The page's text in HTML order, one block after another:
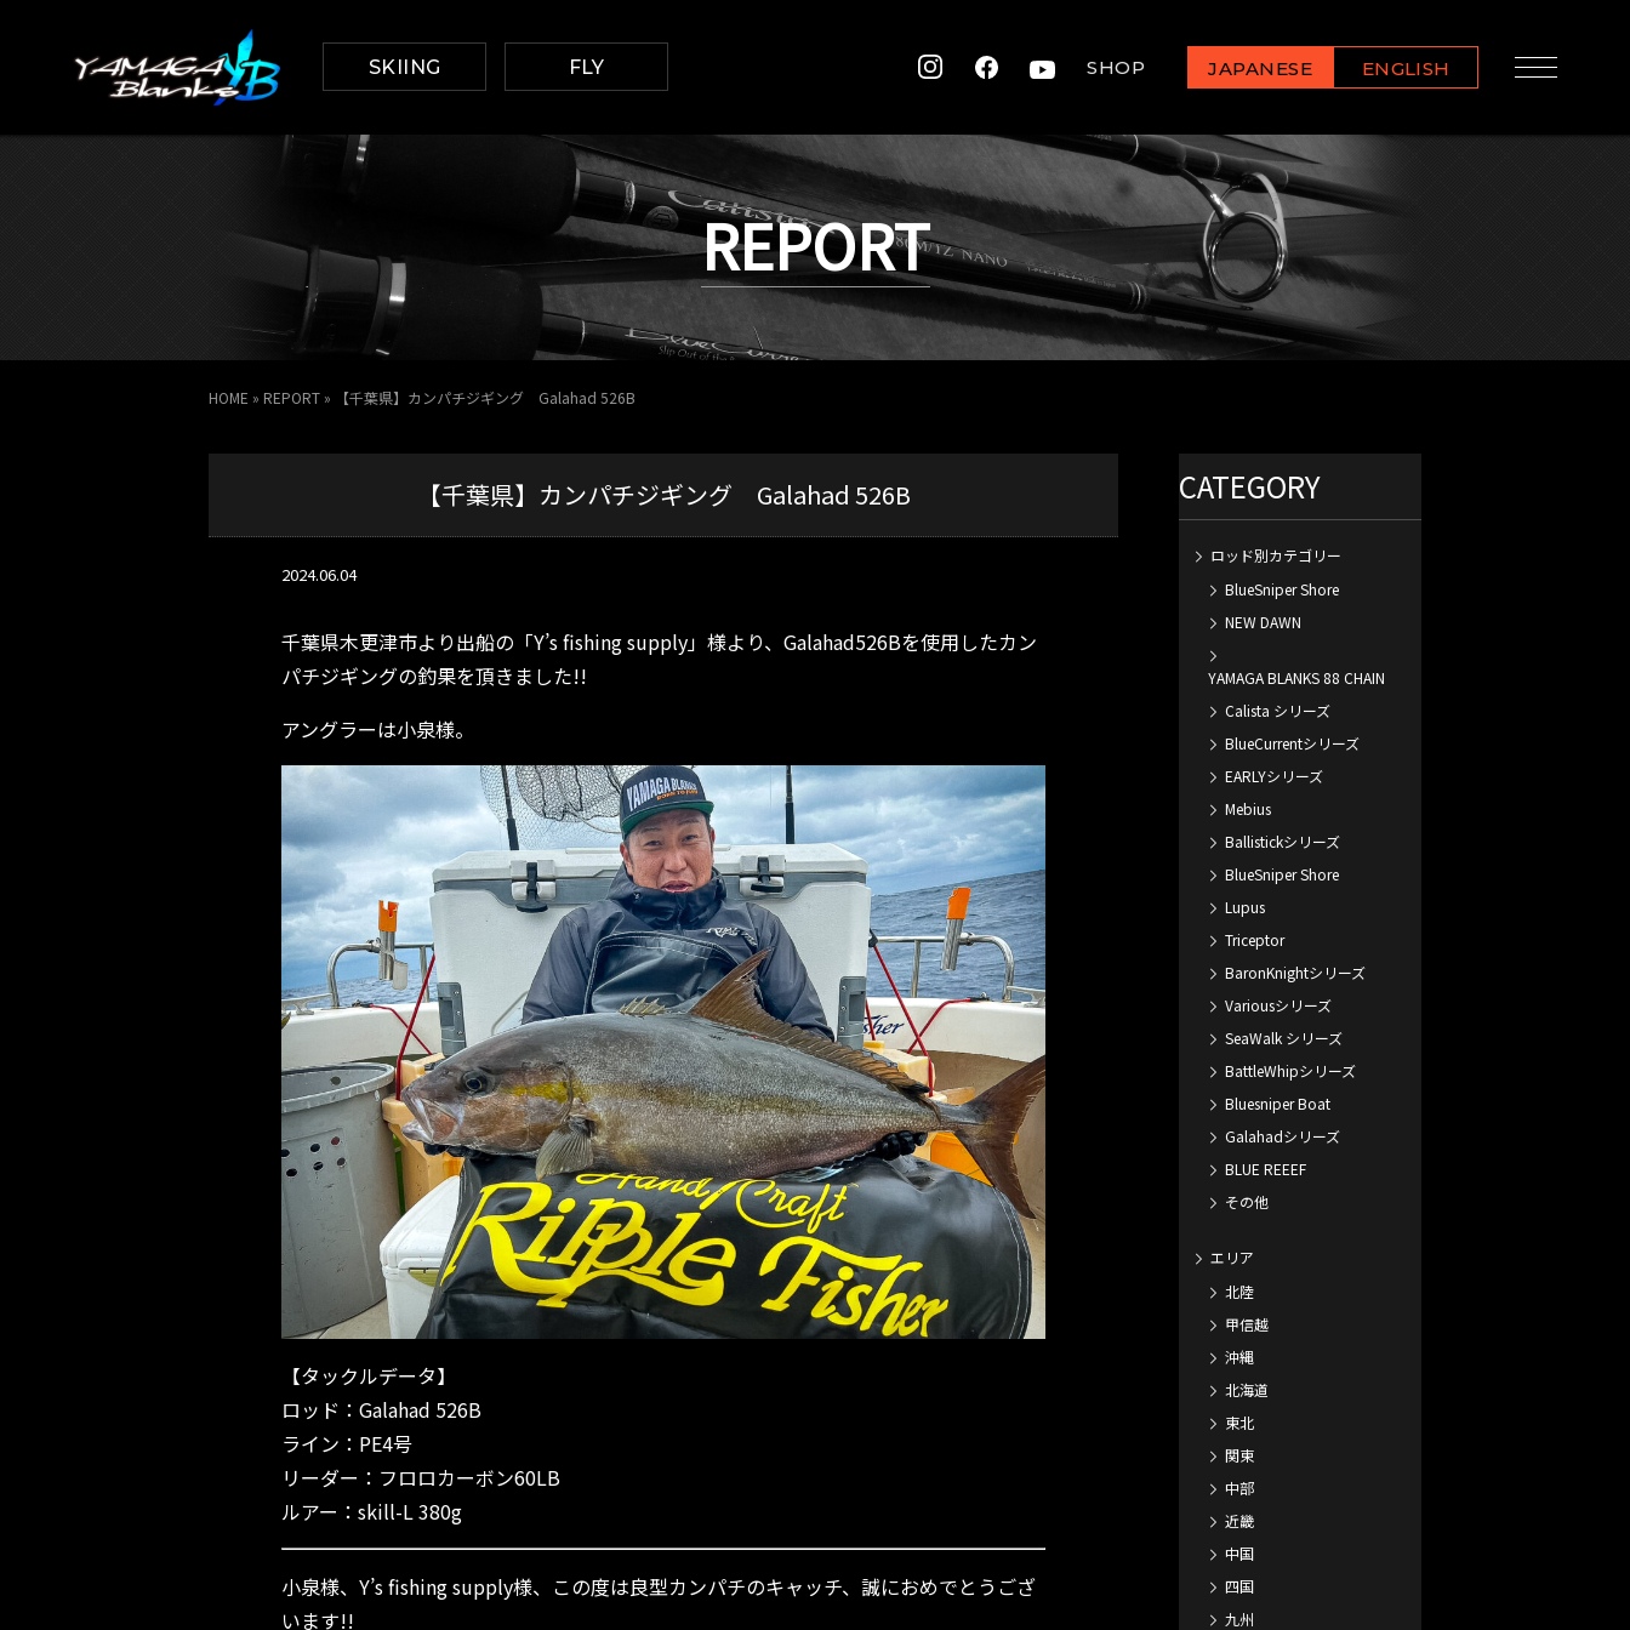
SKIING FLY SHOP JAPANESE ENGLISH
REPORT
HOME » REPORT » 【千葉県】カンパチジギング Galahad 526B
【千葉県】カンパチジギング Galahad 526B
2024.06.04
千葉県木更津市より出船の「Y’s fishing supply」様より、Galahad526Bを使用したカン
パチジギングの釣果を頂きました!!
アングラーは小泉様。
【タックルデータ】
ロッド：Galahad 526B
ライン：PE4号
リーダー：フロロカーボン60LB
ルアー：skill-L 380g
小泉様、Y’s fishing supply様、この度は良型カンパチのキャッチ、誠におめでとうござ
います!!
CATEGORY
ロッド別カテゴリー
BlueSniper Shore
NEW DAWN
YAMAGA BLANKS 88 CHAIN
Calista シリーズ
BlueCurrentシリーズ
EARLYシリーズ
Mebius
Ballistickシリーズ
BlueSniper Shore
Lupus
Triceptor
BaronKnightシリーズ
Variousシリーズ
SeaWalk シリーズ
BattleWhipシリーズ
Bluesniper Boat
Galahadシリーズ
BLUE REEEF
その他
エリア
北陸
甲信越
沖縄
北海道
東北
関東
中部
近畿
中国
四国
九州